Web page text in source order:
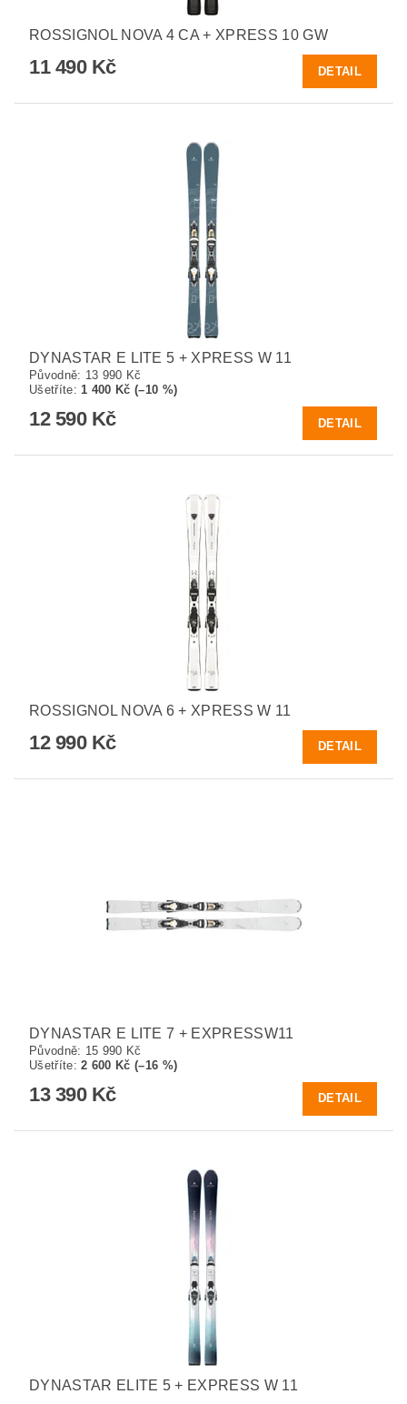
ROSSIGNOL NOVA 4 CA + XPRESS 10 GW
11 490 Kč DETAIL
DYNASTAR E LITE 5 + XPRESS W 11
Původně: 13 990 Kč
Ušetříte:1 400 Kč (–10 %)
12 590 Kč DETAIL
ROSSIGNOL NOVA 6 + XPRESS W 11
12 990 Kč DETAIL
DYNASTAR E LITE 7 + EXPRESSW11
Původně: 15 990 Kč
Ušetříte:2 600 Kč (–16 %)
13 390 Kč DETAIL
DYNASTAR ELITE 5 + EXPRESS W 11